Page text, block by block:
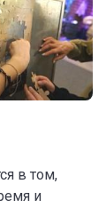
в том,
и